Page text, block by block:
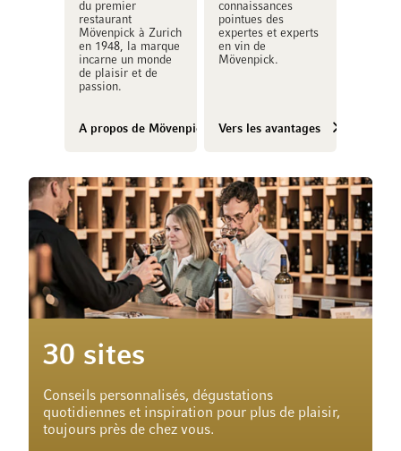
du premier
restaurant
Mövenpick à Zurich
en 1948, la marque
incarne un monde
de plaisir et de
passion.
A propos de Mövenpick Vins
connaissances
pointues des
expertes et experts
en vin de
Mövenpick.
Vers les avantages
30 sites
Conseils personnalisés, dégustations
quotidiennes et inspiration pour plus de plaisir,
toujours près de chez vous.